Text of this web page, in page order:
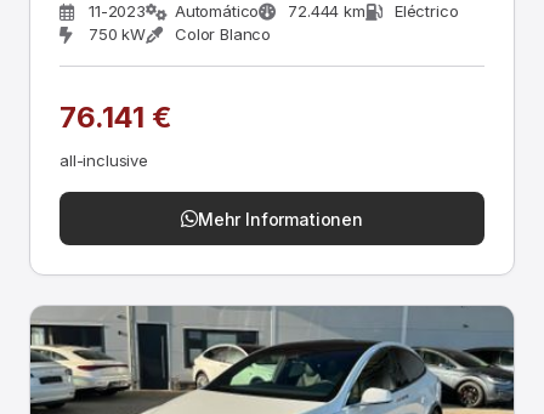
11-2023 Automático 72.444 km
Eléctrico
750 kW
Color Blanco
76.141 €
all-inclusive
Mehr Informationen